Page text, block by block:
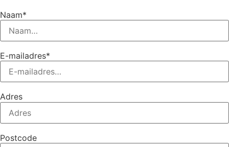
Naam*
E-mailadres*
Adres
Postcode